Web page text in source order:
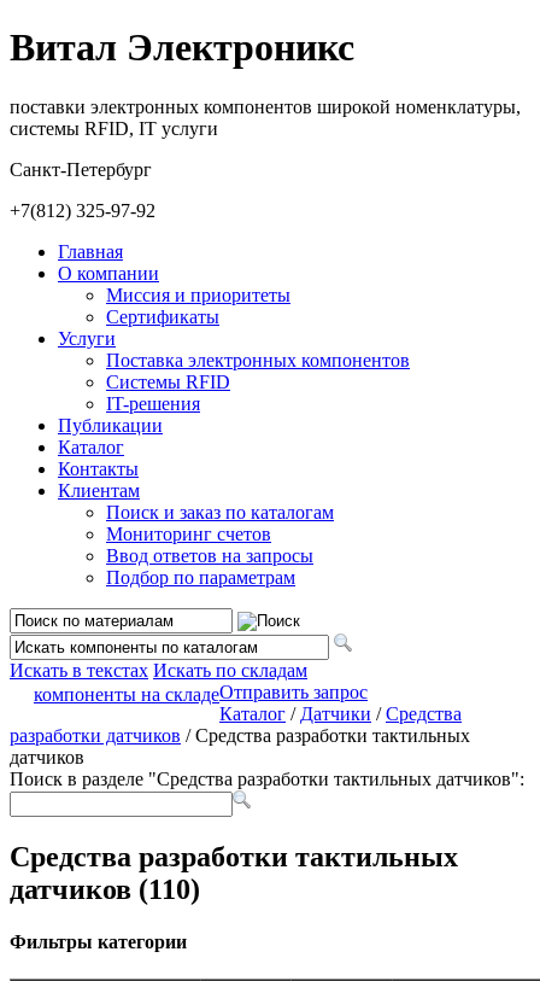
Витал Электроникс
поставки электронных компонентов широкой номенклатуры,
системы RFID, IT услуги
Санкт-Петербург
+7(812) 325-97-92
Главная
О компании
Миссия и приоритеты
Сертификаты
Услуги
Поставка электронных компонентов
Cистемы RFID
IT-решения
Публикации
Каталог
Контакты
Клиентам
Поиск и заказ по каталогам
Мониторинг счетов
Ввод ответов на запросы
Подбор по параметрам
Искать в текстах Искать по складам
компоненты на складеОтправить запрос
Каталог / Датчики /Средства
разработки датчиков / Средства разработки тактильных
датчиков
Поиск в разделе "Средства разработки тактильных датчиков":
Средства разработки тактильных
датчиков (110)
Фильтры категории